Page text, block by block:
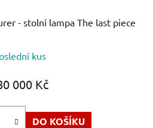
- stolní lampa The last piece
hodnocení
produktu
5,0
kus
000 Kč
DO KOŠÍKU